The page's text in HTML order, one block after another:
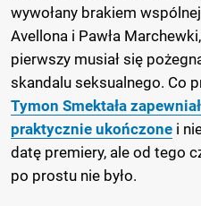
wywołany brakiem
Avellona i Pawła
pierwszy musiał się
skandalu seksualnego. Co
Tymon Smektała
praktycznie ukończone i
datę premiery, ale od tego
po prostu nie było.